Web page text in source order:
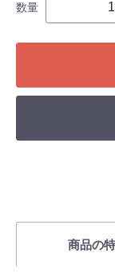
数量
商品の